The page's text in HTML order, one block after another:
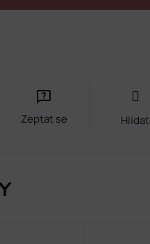
Zeptat se Hlídat